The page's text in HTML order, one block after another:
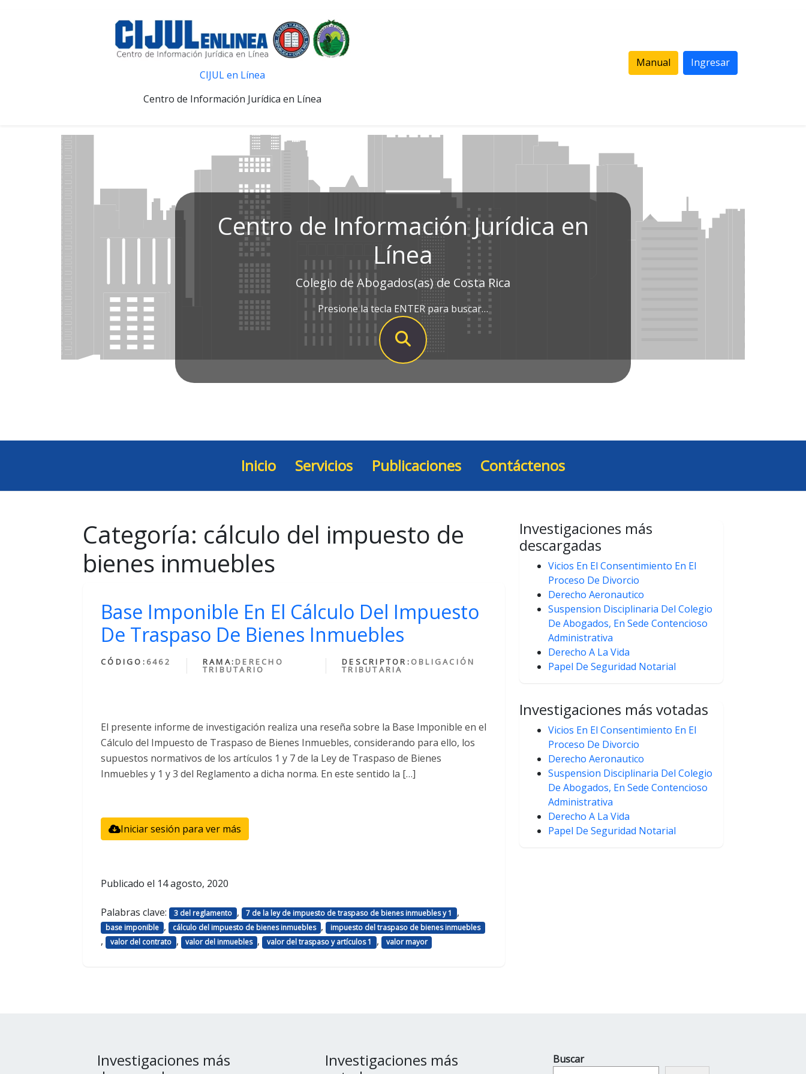
CIJUL en Línea
Centro de Información Jurídica en Línea
Manual Ingresar
Centro de Información Jurídica en
Línea
Colegio de Abogados(as) de Costa Rica
Presione la tecla ENTER para buscar…
Inicio Servicios Publicaciones Contáctenos
Categoría: cálculo del impuesto de
bienes inmuebles
Base Imponible En El Cálculo Del Impuesto
De Traspaso De Bienes Inmuebles
CÓDIGO: 6462 RAMA: DERECHO
TRIBUTARIO
DESCRIPTOR: OBLIGACIÓN
TRIBUTARIA
El presente informe de investigación realiza una reseña sobre la Base Imponible en el
Cálculo del Impuesto de Traspaso de Bienes Inmuebles, considerando para ello, los
supuestos normativos de los artículos 1 y 7 de la Ley de Traspaso de Bienes
Inmuebles y 1 y 3 del Reglamento a dicha norma. En este sentido la […]
Iniciar sesión para ver más
Publicado el 14 agosto, 2020
Palabras clave: 3 del reglamento , 7 de la ley de impuesto de traspaso de bienes inmuebles y 1 ,
base imponible , cálculo del impuesto de bienes inmuebles , impuesto del traspaso de bienes inmuebles
, valor del contrato , valor del inmuebles , valor del traspaso y artículos 1 , valor mayor
Investigaciones más
descargadas
Vicios En El Consentimiento En El
Proceso De Divorcio
Derecho Aeronautico
Suspension Disciplinaria Del Colegio
De Abogados, En Sede Contencioso
Administrativa
Derecho A La Vida
Papel De Seguridad Notarial
Investigaciones más votadas
Vicios En El Consentimiento En El
Proceso De Divorcio
Derecho Aeronautico
Suspension Disciplinaria Del Colegio
De Abogados, En Sede Contencioso
Administrativa
Derecho A La Vida
Papel De Seguridad Notarial
Investigaciones más
Investigaciones más
Buscar